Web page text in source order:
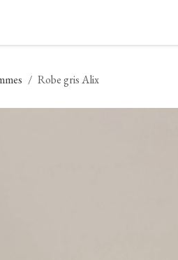
Robe gris Alix